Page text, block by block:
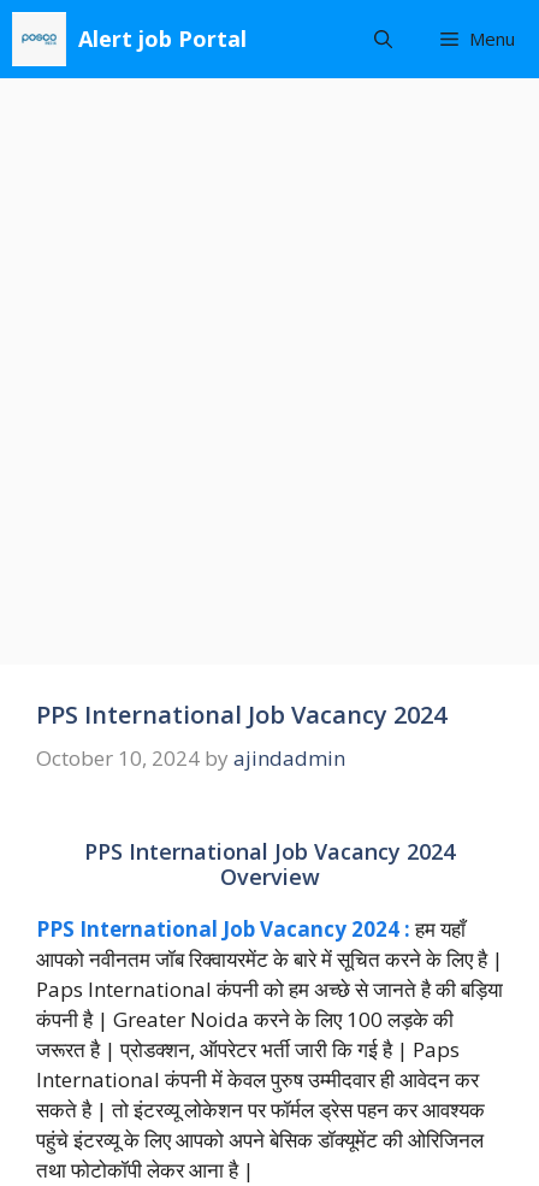
Skip
content
Alert job Portal Menu
PPS International Job Vacancy 2024
October 10, 2024 by ajindadmin
PPS International Job Vacancy 2024
Overview
PPS International Job Vacancy 2024 :हम यहाँ
आपको नवीनतम जॉब रिक्वायरमेंट के बारे में सूचित करने के लिए है |
Paps International कंपनी को हम अच्छे से जानते है की बड़िया
कंपनी है | Greater Noida करने के लिए 100 लड़के की
जरूरत है | प्रोडक्शन, ऑपरेटर भर्ती जारी कि गई है | Paps
International कंपनी में केवल पुरुष उम्मीदवार ही आवेदन कर
सकते है | तो इंटरव्यू लोकेशन पर फॉर्मल ड्रेस पहन कर आवश्यक
पहुंचे इंटरव्यू के लिए आपको अपने बेसिक डॉक्यूमेंट की ओरिजिनल
तथा फोटोकॉपी लेकर आना है |